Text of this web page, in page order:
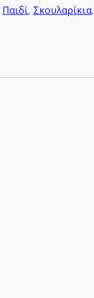
Παιδί, Σκουλαρίκια,